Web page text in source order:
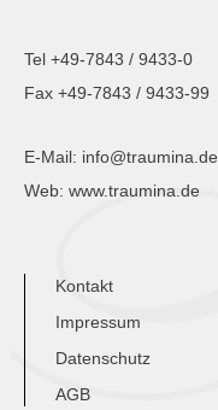
Tel +49-7843 / 9433-0
Fax +49-7843 / 9433-99
E-Mail: info@traumina.de
Web: www.traumina.de
Kontakt
Impressum
Datenschutz
AGB